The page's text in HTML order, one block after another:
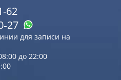
62
для записи на
до 22:00